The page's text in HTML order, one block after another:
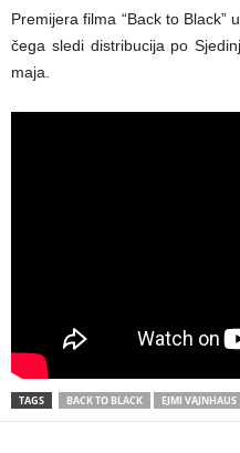
Premijera filma “Back to Black”
čega sledi distribucija po
maja.
TAGS BACK TO BLACK EJMI VAJNHAUS